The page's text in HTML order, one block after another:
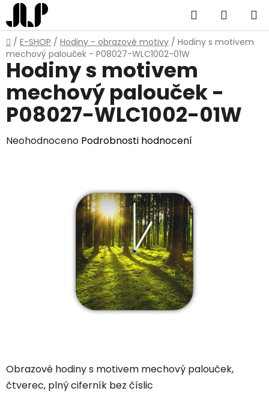
Přejít
na
obsah
Hledat
KOŠÍK
Domů
/ E-SHOP / Hodiny - obrazové motivy / Hodiny s motivem
mechový palouček - P08027-WLC1002-01W
Obrazové hodiny s motivem mechový palouček,
čtverec, plný ciferník bez číslic
Hodiny s motivem
mechový palouček -
P08027-WLC1002-01W
Průměrné
Neohodnoceno Podrobnosti hodnocení